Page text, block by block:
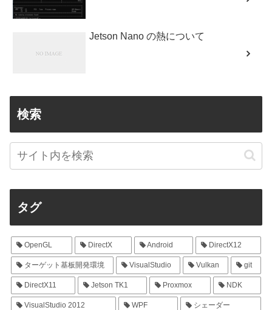
Jetson Nano の熱について
検索
タグ
OpenGL DirectX Android DirectX12
ターゲット基板開発環境 VisualStudio Vulkan git
DirectX11 Jetson TK1 Proxmox NDK
VisualStudio 2012 WPF シェーダー